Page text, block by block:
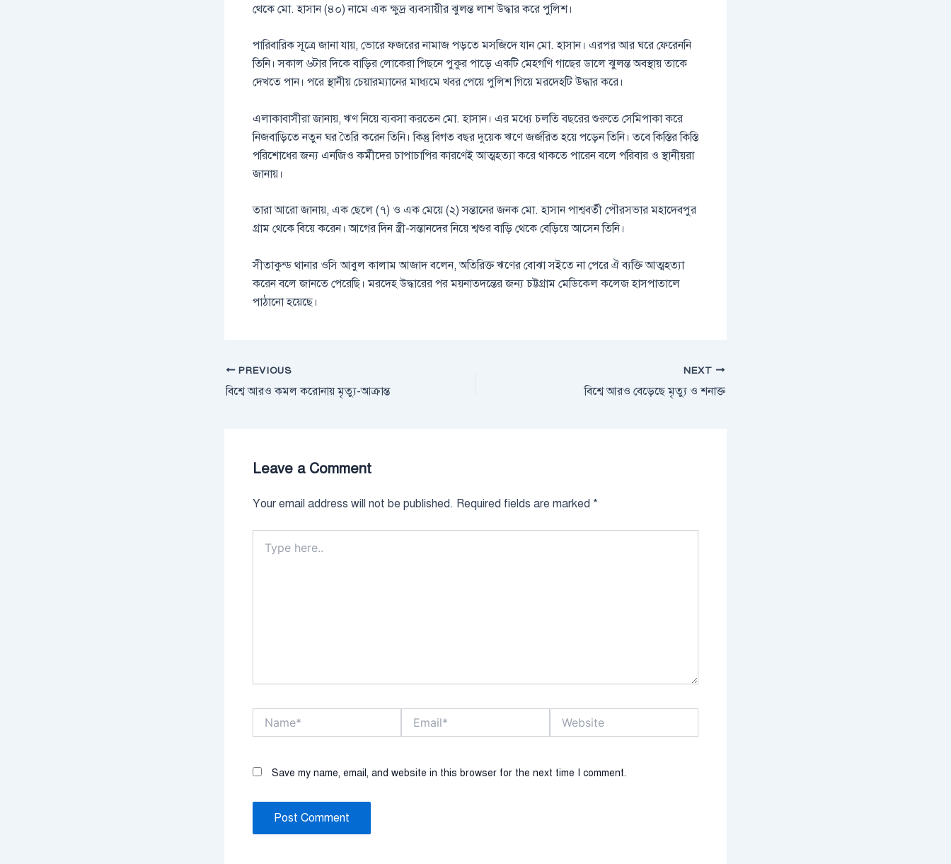
থেকে মো. হাসান (৪০) নামে এক ক্ষুদ্র ব্যবসায়ীর ঝুলন্ত লাশ উদ্ধার করে পুলিশ।
পারিবারিক সূত্রে জানা যায়, ভোরে ফজরের নামাজ পড়তে মসজিদে যান মো. হাসান। এরপর আর ঘরে ফেরেননি
তিনি। সকাল ৬টার দিকে বাড়ির লোকেরা পিছনে পুকুর পাড়ে একটি মেহগণি গাছের ডালে ঝুলন্ত অবস্থায় তাকে
দেখতে পান। পরে স্থানীয় চেয়ারম্যানের মাধ্যমে খবর পেয়ে পুলিশ গিয়ে মরদেহটি উদ্ধার করে।
এলাকাবাসীরা জানায়, ঋণ নিয়ে ব্যবসা করতেন মো. হাসান। এর মধ্যে চলতি বছরের শুরুতে সেমিপাকা করে
নিজবাড়িতে নতুন ঘর তৈরি করেন তিনি। কিন্তু বিগত বছর দুয়েক ঋণে জর্জরিত হয়ে পড়েন তিনি। তবে কিস্তির কিস্তি
পরিশোধের জন্য এনজিও কর্মীদের চাপাচাপির কারণেই আত্মহত্যা করে থাকতে পারেন বলে পরিবার ও স্থানীয়রা
জানায়।
তারা আরো জানায়, এক ছেলে (৭) ও এক মেয়ে (২) সন্তানের জনক মো. হাসান পাশ্ববর্তী পৌরসভার মহাদেবপুর
গ্রাম থেকে বিয়ে করেন। আগের দিন স্ত্রী-সন্তানদের নিয়ে শ্বশুর বাড়ি থেকে বেড়িয়ে আসেন তিনি।
সীতাকুন্ড থানার ওসি আবুল কালাম আজাদ বলেন, অতিরিক্ত ঋণের বোঝা সইতে না পেরে ঐ ব্যক্তি আত্মহত্যা
করেন বলে জানতে পেরেছি। মরদেহ উদ্ধারের পর ময়নাতদন্তের জন্য চট্টগ্রাম মেডিকেল কলেজ হাসপাতালে
পাঠানো হয়েছে।
PREVIOUS
বিশ্বে আরও কমল করোনায় মৃত্যু-আক্রান্ত
NEXT
বিশ্বে আরও বেড়েছে মৃত্যু ও শনাক্ত
Leave a Comment
Your email address will not be published. Required fields are marked *
here..
Save my name, email, and website in this browser for the next time I comment.